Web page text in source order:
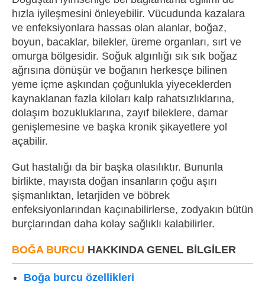
hızla iyileşmesini önleyebilir. Vücudunda kazalara
ve enfeksiyonlara hassas olan alanlar, boğaz,
boyun, bacaklar, bilekler, üreme organları, sırt ve
omurga bölgesidir. Soğuk algınlığı sık sık boğaz
ağrısına dönüşür ve boğanın herkesçe bilinen
yeme içme aşkından çoğunlukla yiyeceklerden
kaynaklanan fazla kiloları kalp rahatsızlıklarına,
dolaşım bozukluklarına, zayıf bileklere, damar
genişlemesine ve başka kronik şikayetlere yol
açabilir.
Gut hastalığı da bir başka olasılıktır. Bununla
birlikte, mayısta doğan insanların çoğu aşırı
şişmanlıktan, letarjiden ve böbrek
enfeksiyonlarından kaçınabilirlerse, zodyakın bütün
burçlarından daha kolay sağlıklı kalabilirler.
BOĞA BURCU HAKKINDA GENEL BILGILER
Boğa burcu özellikleri